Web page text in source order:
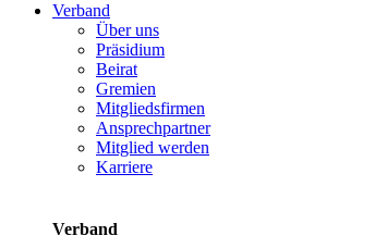
Verband
Über uns
Präsidium
Beirat
Gremien
Mitgliedsfirmen
Ansprechpartner
Mitglied werden
Karriere
Verband